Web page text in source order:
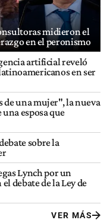
midieron el
en el peronismo
artificial reveló
en ser
de una mujer", la nueva
esposa que
sobre la
Lynch por un
debate de la Ley de
VER MÁS